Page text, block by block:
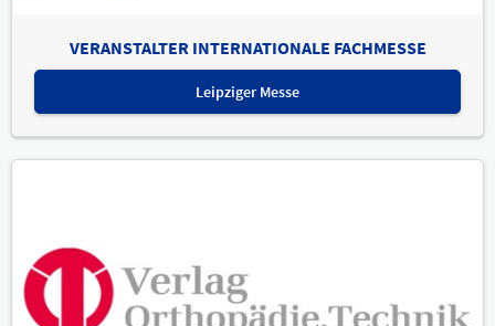
VERANSTALTER INTERNATIONALE FACHMESSE
Leipziger Messe